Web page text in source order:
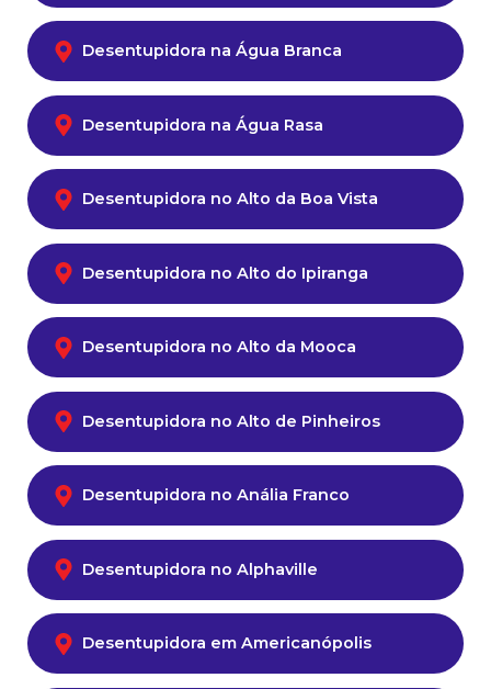
Desentupidora na Água Branca
Desentupidora na Água Rasa
Desentupidora no Alto da Boa Vista
Desentupidora no Alto do Ipiranga
Desentupidora no Alto da Mooca
Desentupidora no Alto de Pinheiros
Desentupidora no Anália Franco
Desentupidora no Alphaville
Desentupidora em Americanópolis